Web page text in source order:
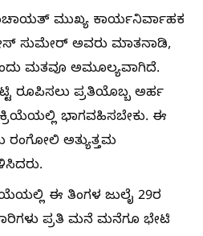
ಮುಖ್ಯ ಕಾರ್ಯನಿರ್ವಾಹಕ
ಸುಮೇರ್ ಅವರು ಮಾತನಾಡಿ,
ಮತವೂ ಅಮೂಲ್ಯವಾಗಿದೆ.
ರೂಪಿಸಲು ಪ್ರತಿಯೊಬ್ಬ ಅರ್ಹ
ಭಾಗವಹಿಸಬೇಕು. ಈ
ರಂಗೋಲಿ ಅತ್ಯುತ್ತಮ
ಈ ತಿಂಗಳ ಜುಲೈ 29ರ
ಪ್ರತಿ ಮನೆ ಮನೆಗೂ ಭೇಟಿ